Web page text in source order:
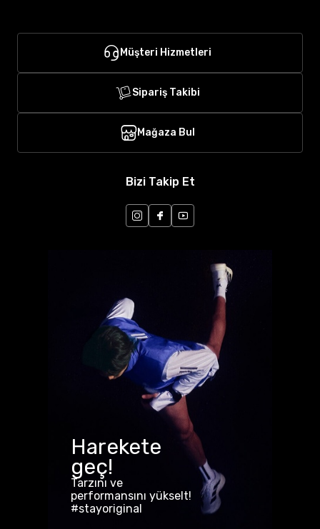
Müşteri Hizmetleri
Sipariş Takibi
Mağaza Bul
Bizi Takip Et
Harekete
geç!
Tarzını ve
performansını yükselt!
#stayoriginal